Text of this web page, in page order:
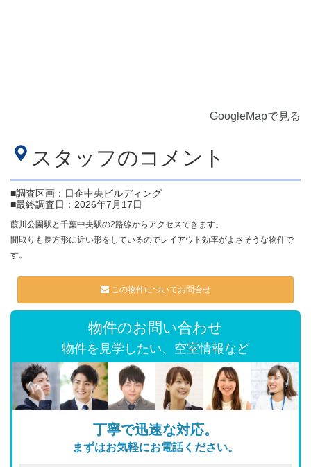
GoogleMapで見る
スタッフのコメント
■調査区画：日企中央ビルディング
■最終調査日：2026年7月17日
葭川公園駅と千葉中央駅の2路線からアクセスできます。
間取りも長方形に近い形をしているのでレイアウト効率がよさそうな物件で
す。
この物件についてお問合せ
物件のお問い合わせ
物件を見学したい、空室情報など
丁寧で迅速な対応。
まずはお気軽にお電話ください。